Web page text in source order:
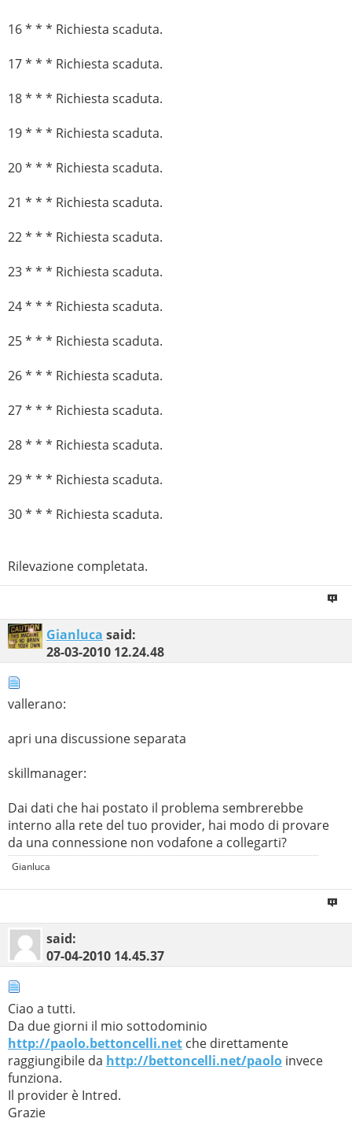
16 * * * Richiesta scaduta.
17 * * * Richiesta scaduta.
18 * * * Richiesta scaduta.
19 * * * Richiesta scaduta.
20 * * * Richiesta scaduta.
21 * * * Richiesta scaduta.
22 * * * Richiesta scaduta.
23 * * * Richiesta scaduta.
24 * * * Richiesta scaduta.
25 * * * Richiesta scaduta.
26 * * * Richiesta scaduta.
27 * * * Richiesta scaduta.
28 * * * Richiesta scaduta.
29 * * * Richiesta scaduta.
30 * * * Richiesta scaduta.
Rilevazione completata.
Gianluca said:
28-03-2010 12.24.48
vallerano:
apri una discussione separata
skillmanager:
Dai dati che hai postato il problema sembrerebbe
interno alla rete del tuo provider, hai modo di provare
da una connessione non vodafone a collegarti?
Gianluca
said:
07-04-2010 14.45.37
Ciao a tutti.
Da due giorni il mio sottodominio
http://paolo.bettoncelli.net che direttamente
raggiungibile da http://bettoncelli.net/paolo invece
funziona.
Il provider è Intred.
Grazie